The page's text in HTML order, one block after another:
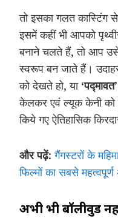
तो इसका गलत कास्टिंग
इसमें कहीं भी आपको
बनाने चलते हैं, तो आप
स्वरूप बन जाते हैं।
को देखते हो, या ‘पद्मावत’
केलकर एवं ल्यूक केनी को
किये गए ऐतिहासिक
और पढ़ें:गैंगस्टरों के
फिल्मों का सबसे
अभी भी बॉलीवुड